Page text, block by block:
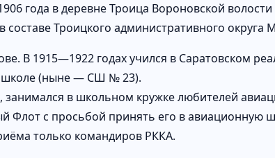
года в деревне Троица Вороновской
Троицкого административного округа
В 1915—1922 годах учился в Саратовском
школе (ныне — СШ № 23).
занимался в школьном кружке любителей
Флот с просьбой принять его в авиационную
только командиров РККА.